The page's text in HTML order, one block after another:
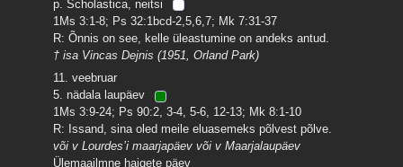
p. Scholastica, neitsi
1Ms 3:1-8; Ps 32:1bcd-2,5,6,7; Mk 7:31-37
R: Õnnis on see, kelle üleastumine on andeks antud.
† isa Vincas Dejnis (1951, Orland Park)
11. veebruar
5. nädala laupäev
1Ms 3:9-24; Ps 90:2, 3-4, 5-6, 12-13; Mk 8:1-10
R: Issand, sina oled meile eluasemeks põlvest põlve.
või v Lourdes’i maarjapäev või v Maarjalaupäev
Ülemaailmne haigete päev